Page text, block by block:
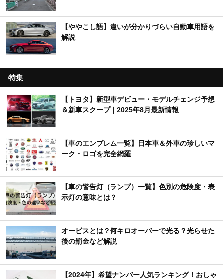
【ややこし語】違いが分かりづらい自動車用語を
解説
特集
【トヨタ】新型車デビュー・モデルチェンジ予想
＆新車スクープ｜2025年8月最新情報
【車のエンブレム一覧】日本車＆外車の珍しいマ
ーク・ロゴを完全網羅
【車の警告灯（ランプ）一覧】色別の危険度・表
示灯の意味とは？
オービスとは？何キロオーバーで光る？光らせた
後の罰金など解説
【2024年】希望ナンバー人気ランキング！おしゃ